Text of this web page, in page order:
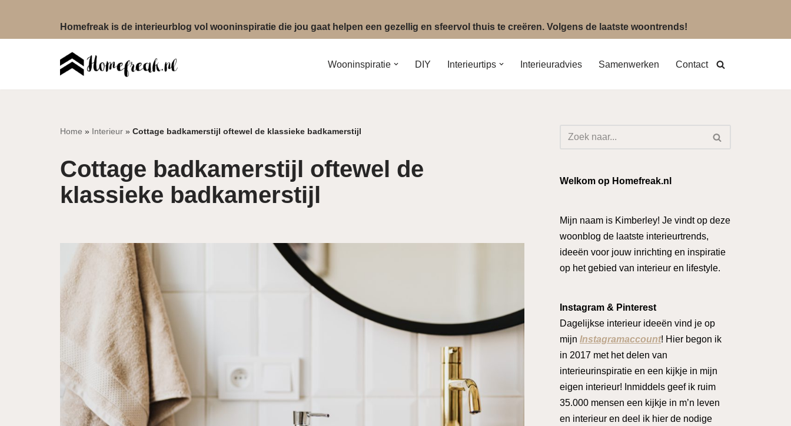
Homefreak is de interieurblog vol wooninspiratie die jou gaat helpen een gezellig en sfeervol thuis te creëren. Volgens de laatste woontrends!
Wooninspiratie DIY Interieurtips Interieuradvies Samenwerken Contact
Home » Interieur » Cottage badkamerstijl oftewel de klassieke badkamerstijl
Cottage badkamerstijl oftewel de
klassieke badkamerstijl
Welkom op Homefreak.nl
Mijn naam is Kimberley! Je vindt op deze
woonblog de laatste interieurtrends,
ideeën voor jouw inrichting en inspiratie
op het gebied van interieur en lifestyle.
Instagram & Pinterest
Dagelijkse interieur ideeën vind je op
mijn Instagramaccount! Hier begon ik
in 2017 met het delen van
interieurinspiratie en een kijkje in mijn
eigen interieur! Inmiddels geef ik ruim
35.000 mensen een kijkje in m’n leven
en interieur en deel ik hier de nodige